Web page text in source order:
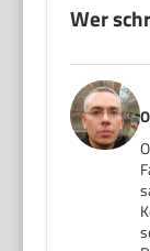
Wer